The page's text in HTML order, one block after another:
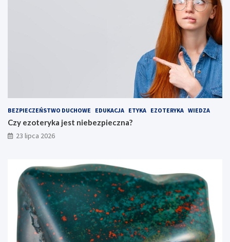
BEZPIECZEŃSTWO DUCHOWE EDUKACJA ETYKA EZOTERYKA WIEDZA
Czy ezoteryka jest niebezpieczna?
23 lipca 2026